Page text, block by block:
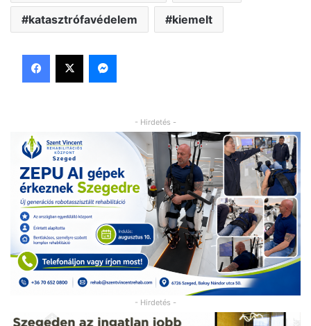
katasztrófavédelem kiemelt
Facebook
X Messenger
- Hirdetés -
- Hirdetés -